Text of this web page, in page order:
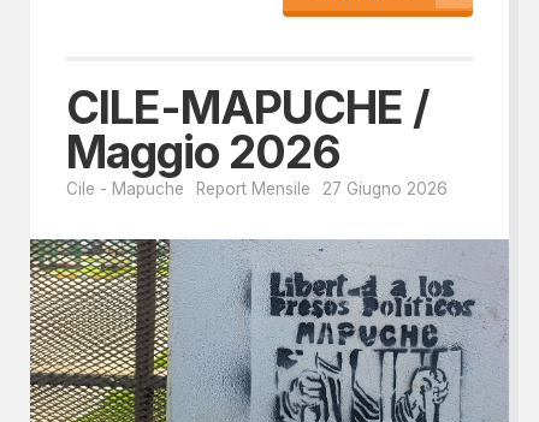
CILE-MAPUCHE /
Maggio 2026
Cile - Mapuche Report Mensile 27 Giugno 2026